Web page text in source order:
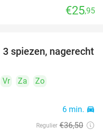
food
€25,95
34%
spiezen, nagerecht
Vr Za
Zo
6 min. directions_car
Regulier €36,50